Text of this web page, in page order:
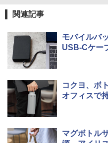
関連記事
モバイルバ
USB-Cケー
コクヨ、ボ
オフィスで
マグボトル